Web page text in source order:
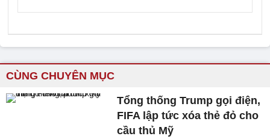
CÙNG CHUYÊN MỤC
Tổng thống Trump gọi điện,
FIFA lập tức xóa thẻ đỏ cho
cầu thủ Mỹ